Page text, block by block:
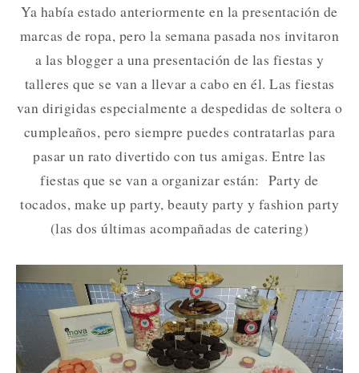
Ya había estado anteriormente en la presentación de
marcas de ropa, pero la semana pasada nos invitaron
a las blogger a una presentación de las fiestas y
talleres que se van a llevar a cabo en él. Las fiestas
van dirigidas especialmente a despedidas de soltera o
cumpleaños, pero siempre puedes contratarlas para
pasar un rato divertido con tus amigas. Entre las
fiestas que se van a organizar están: Party de
tocados, make up party, beauty party y fashion party
(las dos últimas acompañadas de catering)